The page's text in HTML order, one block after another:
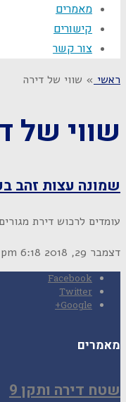
מאמרים
קישורים
צור קשר
ראשי » שווי של דירה
שווי של
שמונה עצות זהב
עומדים לרכוש דירת
דצמבר 29, 2018
6:18 pm
Facebook
Twitter
Google+
מאמרים
שטח דירה ותקן 9